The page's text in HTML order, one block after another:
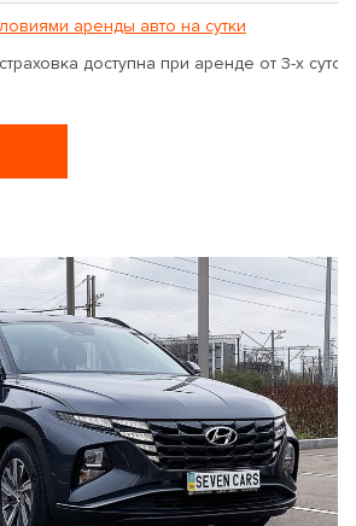
аренды авто на сутки
доступна при аренде от 3-х суток